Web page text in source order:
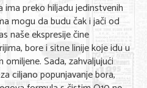
preko hiljadu jedinstvenih
mogu da budu čak i jači od
naše ekspresije čine
bore i sitne linije koje idu u
Sada, zahvaljujući
ciljano popunjavanje bora,